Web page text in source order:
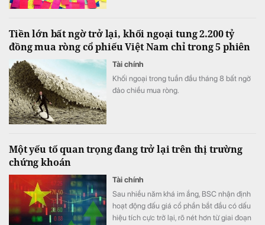
Tiền lớn bất ngờ trở lại, khối ngoại tung 2.200 tỷ
đồng mua ròng cổ phiếu Việt Nam chỉ trong 5 phiên
Tài chính
Khối ngoại trong tuần đầu tháng 8 bất ngờ
đảo chiều mua ròng.
Một yếu tố quan trọng đang trở lại trên thị trường
chứng khoán
Tài chính
Sau nhiều năm khá im ắng, BSC nhận định
hoạt động đấu giá cổ phần bắt đầu có dấu
hiệu tích cực trở lại, rõ nét hơn từ giai đoạn